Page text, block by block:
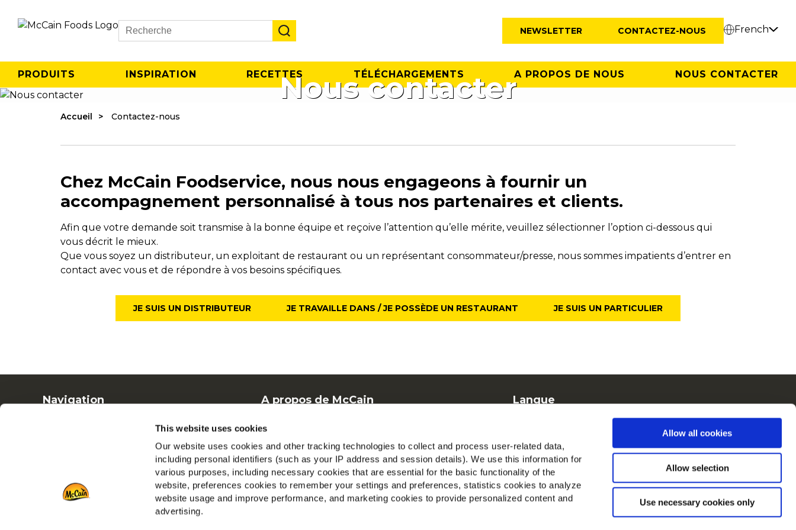
This website uses cookies
Our website uses cookies and other tracking technologies to collect and process user-related data,
including personal identifiers (such as your IP address and session details). We use this information for
various purposes, including necessary cookies that are essential for the basic functionality of the
website, preferences cookies to remember your settings and preferences, statistics cookies to analyze
website usage and improve performance, and marketing cookies to provide personalized content and
advertising.
Allow all cookies
Allow selection
Use necessary cookies only
Search
NEWSLETTER CONTACTEZ-NOUS French
PRODUITS INSPIRATION RECETTES TÉLÉCHARGEMENTS A PROPOS DE NOUS NOUS CONTACTER
Nous contacter
Accueil Contactez-nous
Chez McCain Foodservice, nous nous engageons à fournir un
accompagnement personnalisé à tous nos partenaires et clients.
Afin que votre demande soit transmise à la bonne équipe et reçoive l’attention qu’elle mérite, veuillez sélectionner l’option ci-dessous qui
vous décrit le mieux.
Que vous soyez un distributeur, un exploitant de restaurant ou un représentant consommateur/presse, nous sommes impatients d’entrer en
contact avec vous et de répondre à vos besoins spécifiques.
JE SUIS UN DISTRIBUTEUR JE TRAVAILLE DANS / JE POSSÈDE UN RESTAURANT JE SUIS UN PARTICULIER
Navigation
Téléchargements
Nous contacter
A propos de McCain
FAQ
Langue
McCain en Europe
Voir tous les pays
Trouvez-nous sur